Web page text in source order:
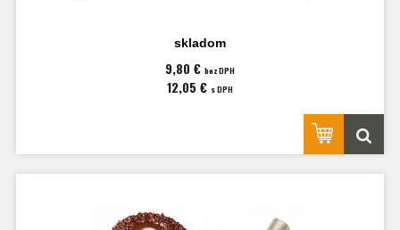
skladom
9,80 € bez DPH
12,05 € s DPH